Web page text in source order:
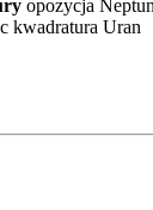
opozycja Neptun
kwadratura Uran